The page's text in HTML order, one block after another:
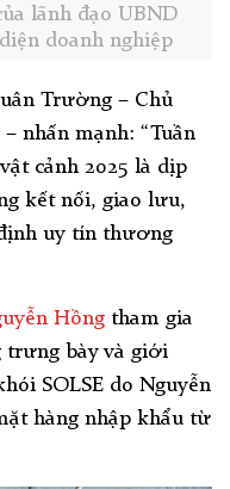
lãnh đạo UBND
doanh nghiệp
Trường – Chủ
nhấn mạnh: “Tuần
cảnh 2025 là dịp
kết nối, giao lưu,
uy tín thương
Hồng tham gia
trưng bày và giới
SOLSE do Nguyễn
hàng nhập khẩu từ